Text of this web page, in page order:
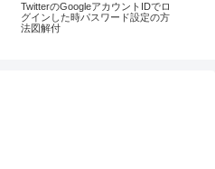
TwitterのGoogleアカウントIDでロ
グインした時パスワード設定の方
法図解付